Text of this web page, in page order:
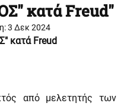
κατά Freud"
3 Δεκ 2024
κατά Freud
από μελετητής των